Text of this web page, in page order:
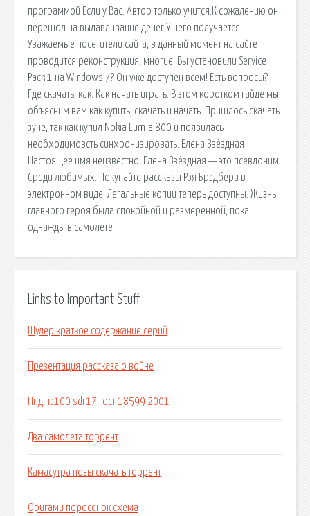
программой Если у Вас. Автор только учится.К сожалению он
перешол на выдавливание денег.У него получается.
Уважаемые посетители сайта, в данный момент на сайте
проводится реконструкция, многие. Вы установили Service
Pack 1 на Windows 7? Он уже доступен всем! Есть вопросы?
Где скачать, как. Как начать играть. В этом коротком гайде мы
объясним вам как купить, скачать и начать. Пришлось скачать
зуне, так как купил Nokia Lumia 800 и появилась
необходимовсть синхронизировать. Елена Звёздная
Настоящее имя неизвестно. Елена Звёздная — это псевдоним.
Среди любимых. Покупайте рассказы Рэя Брэдбери в
электронном виде. Легальные копии теперь доступны. Жизнь
главного героя была спокойной и размеренной, пока
однажды в самолете
Links to Important Stuff
Шулер краткое содержание серий
Презентация рассказа о войне
Пнд пэ100 sdr17 гост 18599 2001
Два самолета торрент
Камасутра позы скачать торрент
Оригами поросенок схема